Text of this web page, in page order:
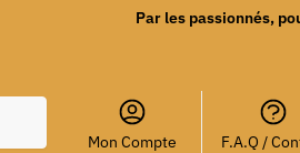
Par les passionnés,
Mon Compte F.A.Q /